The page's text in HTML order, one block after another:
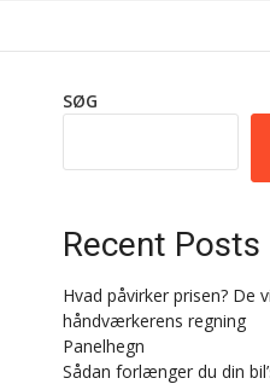
SØG
Recent Posts
Hvad påvirker prisen? De
håndværkerens regning
Panelhegn
Sådan forlænger du din